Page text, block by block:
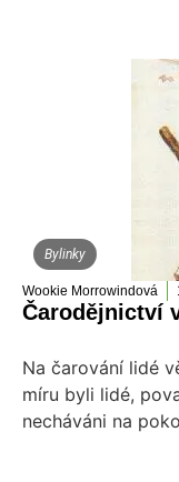
Bylinky
Wookie Morrowindová
Čarodějnictví
Na čarování lidé
míru byli lidé,
necháváni na